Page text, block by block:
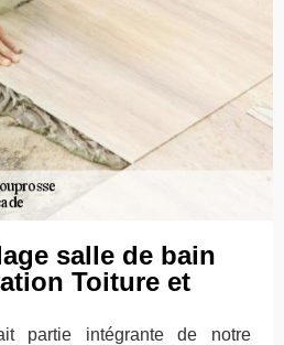
salle de bain
Toiture et
partie intégrante de notre